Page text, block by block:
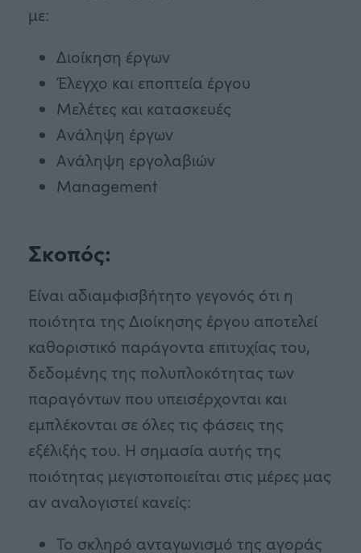
με:
Διοίκηση έργων
Έλεγχο και εποπτεία έργου
Μελέτες και κατασκευές
Ανάληψη έργων
Ανάληψη εργολαβιών
Management
Σκοπός:
Είναι αδιαμφισβήτητο γεγονός ότι η
ποιότητα της Διοίκησης έργου αποτελεί
καθοριστικό παράγοντα επιτυχίας του,
δεδομένης της πολυπλοκότητας των
παραγόντων που υπεισέρχονται και
εμπλέκονται σε όλες τις φάσεις της
εξέλιξής του. Η σημασία αυτής της
ποιότητας μεγιστοποιείται στις μέρες μας
αν αναλογιστεί κανείς:
Το σκληρό ανταγωνισμό της αγοράς